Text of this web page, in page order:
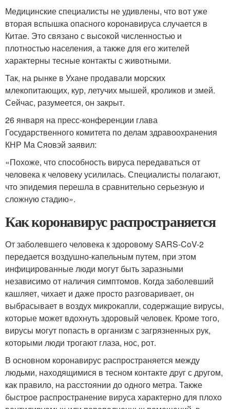
Медицинские специалисты не удивлены, что вот уже
вторая вспышка опасного коронавируса случается в
Китае. Это связано с высокой численностью и
плотностью населения, а также для его жителей
характерны тесные контакты с животными.
Так, на рынке в Ухане продавали морских
млекопитающих, кур, летучих мышей, кроликов и змей.
Сейчас, разумеется, он закрыт.
26 января на пресс-конференции глава
Государственного комитета по делам здравоохранения
КНР Ма Сяовэй заявил:
«Похоже, что способность вируса передаваться от
человека к человеку усилилась. Специалисты полагают,
что эпидемия перешла в сравнительно серьезную и
сложную стадию».
Как коронавирус распространяется
От заболевшего человека к здоровому SARS-CoV-2
передается воздушно-капельным путем, при этом
инфицированные люди могут быть заразными
независимо от наличия симптомов. Когда заболевший
кашляет, чихает и даже просто разговаривает, он
выбрасывает в воздух микрокапли, содержащие вирусы,
которые может вдохнуть здоровый человек. Кроме того,
вирусы могут попасть в организм с загрязненных рук,
которыми люди трогают глаза, нос, рот.
В основном коронавирус распространяется между
людьми, находящимися в тесном контакте друг с другом,
как правило, на расстоянии до одного метра. Также
быстрое распространение вируса характерно для плохо